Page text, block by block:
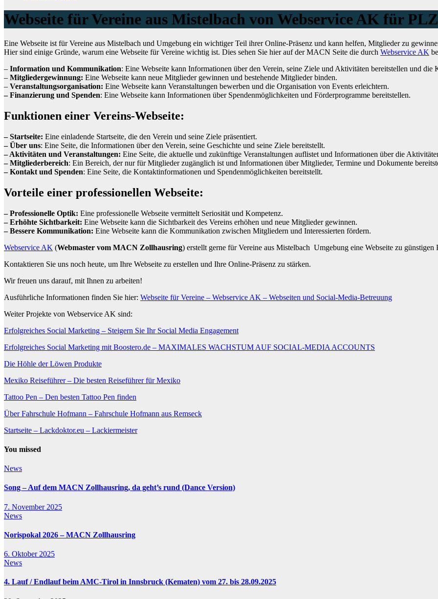
Webseite für Vereine aus Mistelbach von Webservice AK für
Eine Webseite ist für Vereine aus Mistelbach und Umgebung ein wichtiger Teil ihrer Online-Präsenz und kann helfen, Mitglieder zu
Hier sind einige Gründe, warum eine Webseite für Vereine wichtig ist. Dies sehen Sie hier auf der MACN Seite die durch Webservice AK
– Information und Kommunikation: Eine Webseite kann Informationen über den Verein, seine Ziele und Aktivitäten bereitstellen und
– Mitgliedergewinnung: Eine Webseite kann neue Mitglieder gewinnen und bestehende Mitglieder binden.
– Veranstaltungsorganisation: Eine Webseite kann Veranstaltungen bewerben und die Organisation von Events erleichtern.
– Finanzierung und Spenden: Eine Webseite kann Informationen über Spendenmöglichkeiten und Förderprogramme bereitstellen.
Funktionen einer Vereins-Webseite:
– Startseite: Eine einladende Startseite, die den Verein und seine Ziele präsentiert.
– Über uns: Eine Seite, die Informationen über den Verein, seine Geschichte und seine Ziele bereitstellt.
– Aktivitäten und Veranstaltungen: Eine Seite, die aktuelle und zukünftige Veranstaltungen auflistet und Informationen über die
– Mitgliederbereich: Ein Bereich, der nur für Mitglieder zugänglich ist und Informationen über Mitglieder, Termine und Dokumente
– Kontakt und Spenden: Eine Seite, die Kontaktinformationen und Spendenmöglichkeiten bereitstellt.
Vorteile einer professionellen Webseite:
– Professionelle Optik: Eine professionelle Webseite vermittelt Seriosität und Kompetenz.
– Erhöhte Sichtbarkeit: Eine Webseite kann die Sichtbarkeit des Vereins erhöhen und neue Mitglieder gewinnen.
– Bessere Kommunikation: Eine Webseite kann die Kommunikation zwischen Mitgliedern und Interessierten fördern.
Webservice AK (Webmaster vom MACN Zollhausring) erstellt gerne für Vereine aus Mistelbach Umgebung eine Webseite zu günstigen
Kontaktieren Sie uns noch heute, um Ihre Webseite zu erstellen und Ihre Online-Präsenz zu stärken.
Wir freuen uns darauf, mit Ihnen zu arbeiten!
Ausführliche Informationen finden Sie hier: Webseite für Vereine – Webservice AK – Webseiten und Social-Media-Betreuung
Weiter Projekte von Webservice AK sind:
Erfolgreiches Social Marketing – Steigern Sie Ihr Social Media Engagement
Erfolgreiches Social Marketing mit Boostero.de – MAXIMALES WACHSTUM AUF SOCIAL-MEDIA ACCOUNTS
Die Höhle der Löwen Produkte
Mexiko Reiseführer – Die besten Reiseführer für Mexiko
Tattoo Pen – Den besten Tattoo Pen finden
Über Fahrschule Hofmann – Fahrschule Hofmann aus Remseck
Startseite – Lackdoktor.eu – Lackiermeister
You missed
News
Song – Auf dem MACN Zollhausring, da geht’s rund (Dance Version)
7. November 2025
News
Norispokal 2026 – MACN Zollhausring
6. Oktober 2025
News
4. Lauf / Endlauf beim AMC-Tirol in Innsbruck (Kematen) vom 27. bis 28.09.2025